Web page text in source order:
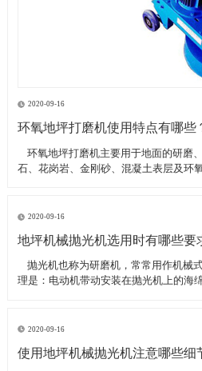
2020-09-16
环氧地坪打磨机使用特点有哪些
环氧地坪打磨机主要用于地面的研磨
石、花岗岩、金刚砂、混凝土表层及环
地坪工程处理的必备设
2020-09-16
地坪机械抛光机选用时有哪些要
抛光机也称为研磨机，常常用作机械
理是：电动机带动安装在抛光机上的海
求？
2020-09-16
使用地坪机械抛光机注意哪些细